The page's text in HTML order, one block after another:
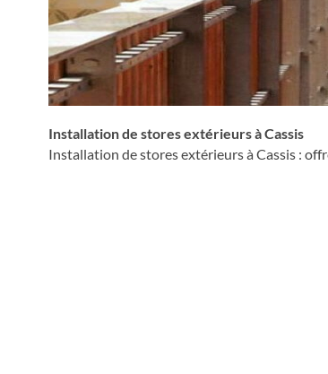
Installation de stores extérieurs à Cassis
Installation de stores extérieurs à Cassis :